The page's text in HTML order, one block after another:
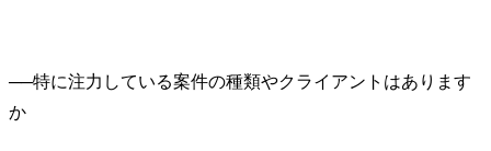
──特に注力している案件の種類やクライアントはあります